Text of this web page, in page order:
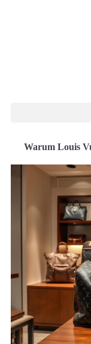
Warum Louis